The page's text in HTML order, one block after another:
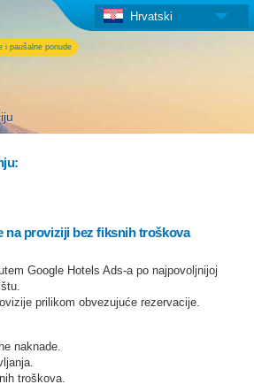
i paušalne ponude
Hrvatski
UPPS-a
na proviziji bez fiksnih troškova
Google Hotels Ads-a po najpovoljnijoj
prilikom obvezujuće rezervacije.
naknade.
troškova.